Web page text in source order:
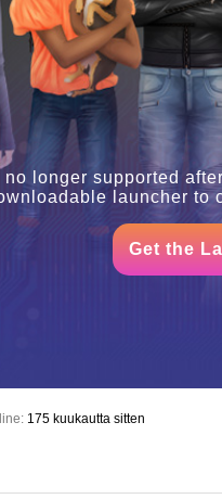
longer supported
launcher to
Get the
175 kuukautta sitten